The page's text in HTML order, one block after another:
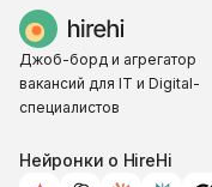
Джоб-борд и агрегатор
вакансий для IT и Digital-
специалистов
Нейронки о HireHi